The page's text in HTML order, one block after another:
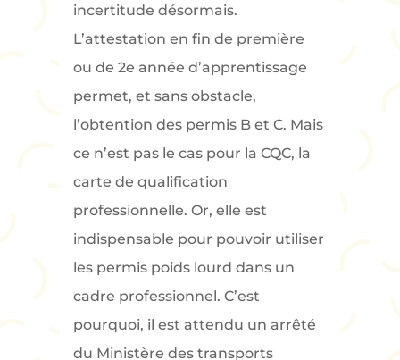
incertitude désormais.
L’attestation en fin de première
ou de 2e année d’apprentissage
permet, et sans obstacle,
l’obtention des permis B et C. Mais
ce n’est pas le cas pour la CQC, la
carte de qualification
professionnelle. Or, elle est
indispensable pour pouvoir utiliser
les permis poids lourd dans un
cadre professionnel. C’est
pourquoi, il est attendu un arrêté
du Ministère des transports